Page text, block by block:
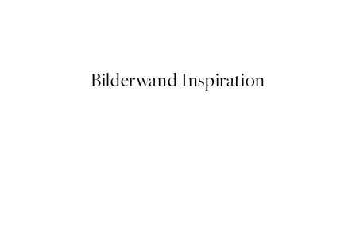
Bilderwand Inspiration